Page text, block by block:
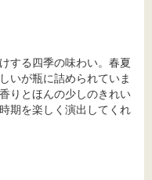
する四季の味わい。春夏
いが瓶に詰められていま
りとほんの少しのきれい
期を楽しく演出してくれ